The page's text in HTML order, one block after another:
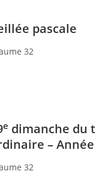
pascale
32
e dimanche du
– Année
32